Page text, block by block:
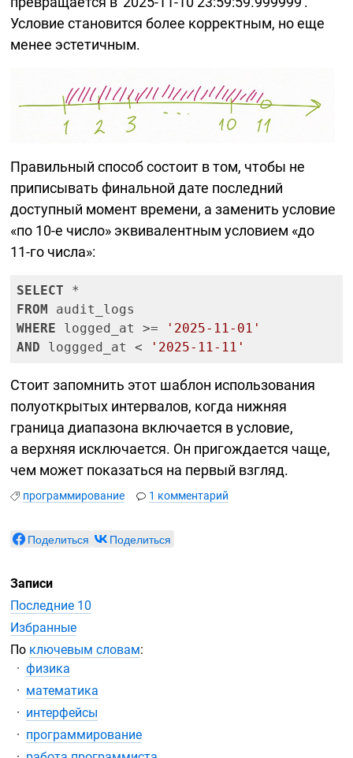
Условие становится более корректным, но еще
менее эстетичным.
Правильный способ состоит в том, чтобы не
приписывать финальной дате последний
доступный момент времени, а заменить условие
«по 10-е число» эквивалентным условием «до
11-гочисла»:
SELECT
FROM
WHERE logged_at >=
'2025-11-01'
AND loggged_at < '2025-11-11'
Стоит запомнить этот шаблон использования
полуоткрытых интервалов, когда нижняя
граница диапазона включается в условие,
а верхняя исключается. Он пригождается чаще,
чем может показаться на первый взгляд.
программирование 1 комментарий
Поделиться Поделиться
Записи
Последние 10
Избранные
По ключевым словам:
физика
математика
интерфейсы
программирование